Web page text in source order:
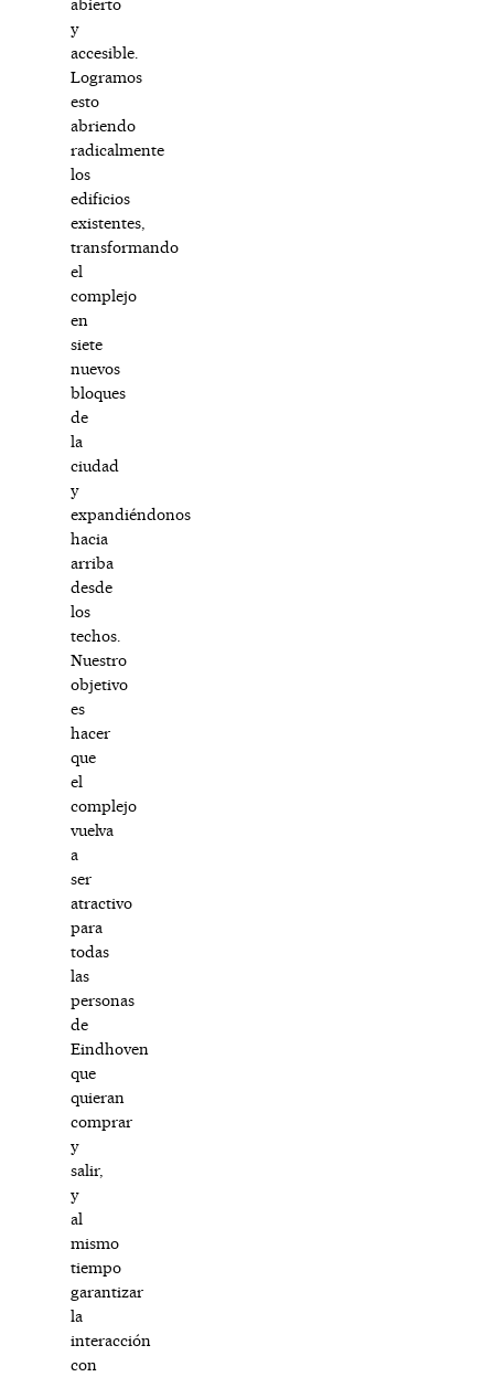
abierto
y
accesible.
Logramos
esto
abriendo
radicalmente
los
edificios
existentes,
transformando
el
complejo
en
siete
nuevos
bloques
de
la
ciudad
y
expandiéndonos
hacia
arriba
desde
los
techos.
Nuestro
objetivo
es
hacer
que
el
complejo
vuelva
a
ser
atractivo
para
todas
las
personas
de
Eindhoven
que
quieran
comprar
y
salir,
y
al
mismo
tiempo
garantizar
la
interacción
con